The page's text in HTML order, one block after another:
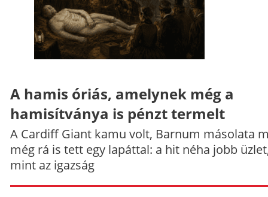
A hamis óriás, amelynek még a
hamisítványa is pénzt termelt
A Cardiff Giant kamu volt, Barnum másolata
még rá is tett egy lapáttal: a hit néha jobb
mint az igazság